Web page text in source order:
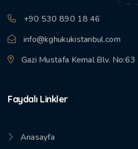
+90 530 890 18 46
info@kghukukistanbul.com
Gazi Mustafa Kemal Blv.
Faydalı Linkler
Anasayfa